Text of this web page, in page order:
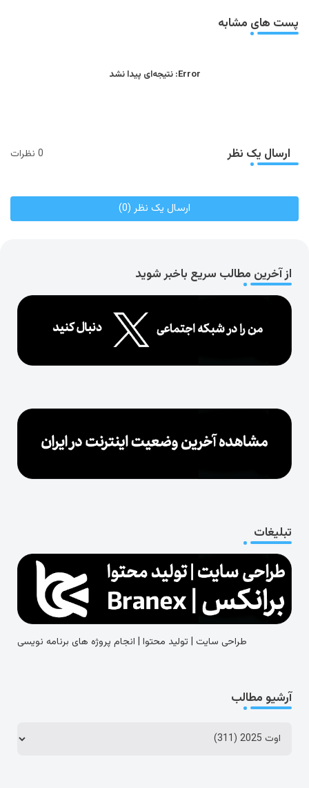
پست های مشابه
Error: نتیجه‌ای پیدا نشد
ارسال یک نظر 0 نظرات
ارسال یک نظر (0)
از آخرین مطالب سریع باخبر شوید
تبلیغات
طراحی سایت | تولید محتوا | انجام پروژه های برنامه نویسی
آرشیو مطالب